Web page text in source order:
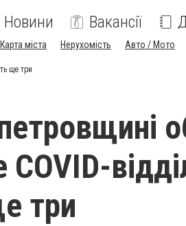
Новини Вакансії
Карта міста Нерухомість Авто / Мото
ще три
три